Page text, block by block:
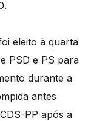
eleito à quarta
PSD e PS para
durante a
antes
PP após a